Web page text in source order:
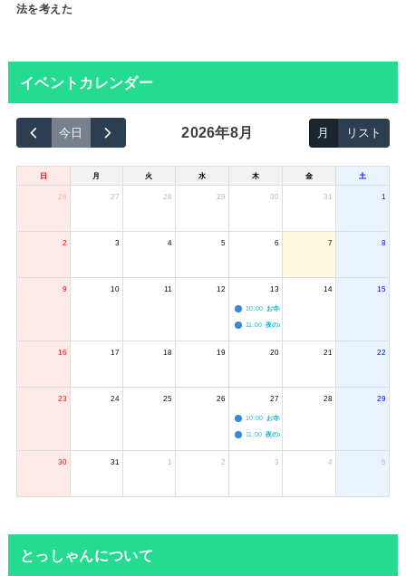
法を考えた
イベントカレンダー
今日 2026年8月 月 リスト
日 月 火 水 木 金 土
26 27 28 29 30 31 1
2 3 4 5 6 7 8
9 10 11 12 13
10:00 お寺のジャグリング教室
11:00 夜のボードゲーム会
14 15
16 17 18 19 20 21 22
23 24 25 26 27
10:00 お寺のジャグリング教室
11:00 夜のボードゲーム会
28 29
30 31 1 2 3 4 5
とっしゃんについて